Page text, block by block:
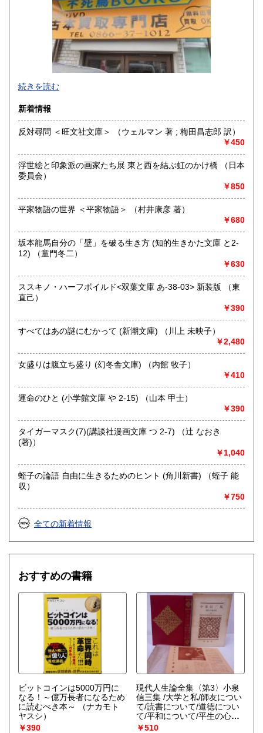
300円 愛媛県
300円 福岡県
300円 長崎県
熊本県
宮崎県
沖縄県 300円
不死鳥BOOKSでは、書籍だけでなくCD、DVD、レコード、
ゲーム、おもちゃ、骨董品まであらゆるものの買い取りがで
にお問い合わせください。出張費は、無料です。
沿線名：伯備線・桃太郎線(吉備線)
営業時間：9時から17時
定休日：年中無休
不死鳥BOOKSでは、書籍だけでなくCD、DVD、レコード、
ゲーム、おもちゃ、骨董品まであらゆるものの買い取りがで
にお問い合わせください。出張費は、無料です。
哲学宗教、歴史、社会科学、自然科学、美術工芸、趣味、外
国書、サブカルチャー、古書一般（その他）
オールジャンル
続きを読む
新着情報
反対尋問 ＜旺文社文庫＞ （ウェルマン 著 ; 梅田昌志郎 訳）
￥450
浮世絵と印象派の画家たち展 東と西を結ぶ虹のかけ橋 （日本
委員会）
￥850
平家物語の世界 ＜平家物語＞ （村井康彦 著）
￥680
坂本龍馬自分の「壁」を破る生き方 (知的生きかた文庫 と2-
12) （童門冬二）
￥630
ススキノ・ハーフボイルド<双葉文庫 あ-38-03> 新装版 （東
直己）
￥390
すべてはあの謎にむかって (新潮文庫) （川上 未映子）
￥2,480
女盛りは腹立ち盛り (幻冬舎文庫) （内館 牧子）
￥410
運命のひと (小学館文庫 や 2-15) （山本 甲士）
￥390
タイガーマスク(7)(講談社漫画文庫 つ 2-7) （辻 なおき
(著)）
￥1,040
蛭子の論語 自由に生きるためのヒント (角川新書) （蛭子 能
収）
￥750
全ての新着情報
おすすめの書籍
ビットコインは5000万円に
なる！～億万長者になるため
に読むべき本～
（ナカモト
ヤスシ）
￥390
現代人生論全集〈第3〉小泉
信三集 /大学と私/師友につい
て/読書について/道徳につい
て/平和について/平生の心が
け （小泉信三）
￥510